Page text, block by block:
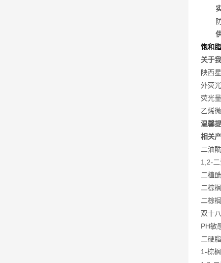
饱和
关于
陕西
外荧
荧光
乙烯
温馨
相关
二油
1,2-
二植
二棕
二棕
双十
PH敏
二硬
1-棕